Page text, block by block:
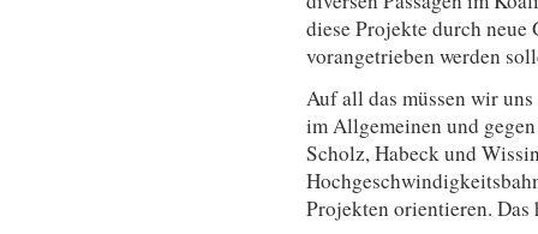
diese Projekte durch neue
vorangetrieben werden
Auf all das müssen wir
im Allgemeinen und
Scholz, Habeck und
Projekten orientieren.